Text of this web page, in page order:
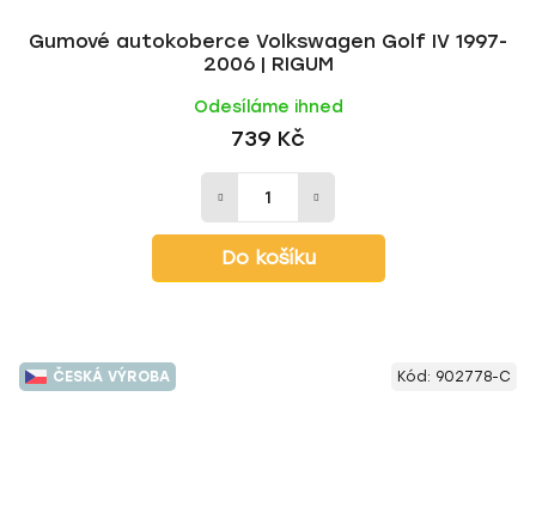
Gumové autokoberce Volkswagen Golf IV 1997-
2006 | RIGUM
Odesíláme ihned
739 Kč
Do košíku
ČESKÁ VÝROBA Kód: 902778-C